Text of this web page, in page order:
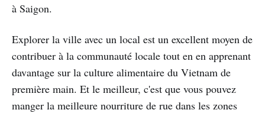
à Saigon.
Explorer la ville avec un local est un excellent moyen de
contribuer à la communauté locale tout en en apprenant
davantage sur la culture alimentaire du Vietnam de
première main. Et le meilleur, c'est que vous pouvez
manger la meilleure nourriture de rue dans les zones